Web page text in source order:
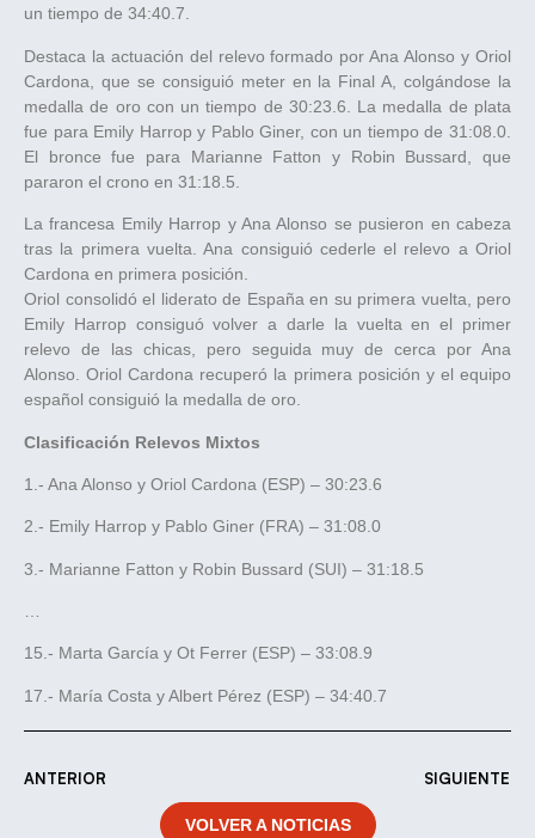
un tiempo de 34:40.7.
Destaca la actuación del relevo formado por Ana Alonso y Oriol
Cardona, que se consiguió meter en la Final A, colgándose la
medalla de oro con un tiempo de 30:23.6. La medalla de plata
fue para Emily Harrop y Pablo Giner, con un tiempo de 31:08.0.
El bronce fue para Marianne Fatton y Robin Bussard, que
pararon el crono en 31:18.5.
La francesa Emily Harrop y Ana Alonso se pusieron en cabeza
tras la primera vuelta. Ana consiguió cederle el relevo a Oriol
Cardona en primera posición.
Oriol consolidó el liderato de España en su primera vuelta, pero
Emily Harrop consiguó volver a darle la vuelta en el primer
relevo de las chicas, pero seguida muy de cerca por Ana
Alonso. Oriol Cardona recuperó la primera posición y el equipo
español consiguió la medalla de oro.
Clasificación Relevos Mixtos
1.- Ana Alonso y Oriol Cardona (ESP) – 30:23.6
2.- Emily Harrop y Pablo Giner (FRA) – 31:08.0
3.- Marianne Fatton y Robin Bussard (SUI) – 31:18.5
15.- Marta García y Ot Ferrer (ESP) – 33:08.9
17.- María Costa y Albert Pérez (ESP) – 34:40.7
ANTERIOR SIGUIENTE
VOLVER A NOTICIAS